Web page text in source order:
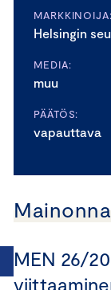
MARKKINOIJA:
Helsingin
MEDIA:
muu
PÄÄTÖS:
vapauttava
MEN 26/